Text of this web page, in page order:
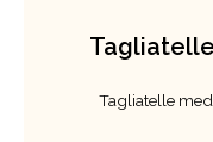
Tagliatelle